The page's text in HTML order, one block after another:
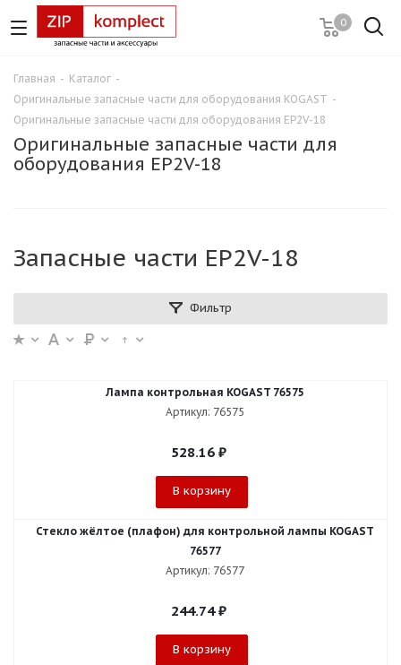
0
Главная - Каталог -
Оригинальные запасные части для оборудования KOGAST -
Оригинальные запасные части для оборудования EP2V-18
Оригинальные запасные части для
оборудования EP2V-18
Запасные части EP2V-18
Фильтр
Лампа контрольная KOGAST 76575
Артикул: 76575
528.16₽
В корзину
Стекло жёлтое (плафон) для контрольной лампы KOGAST
76577
Артикул: 76577
244.74₽
В корзину